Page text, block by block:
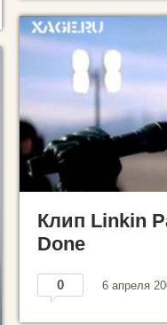
Клип Linkin
Done
0 6 апреля